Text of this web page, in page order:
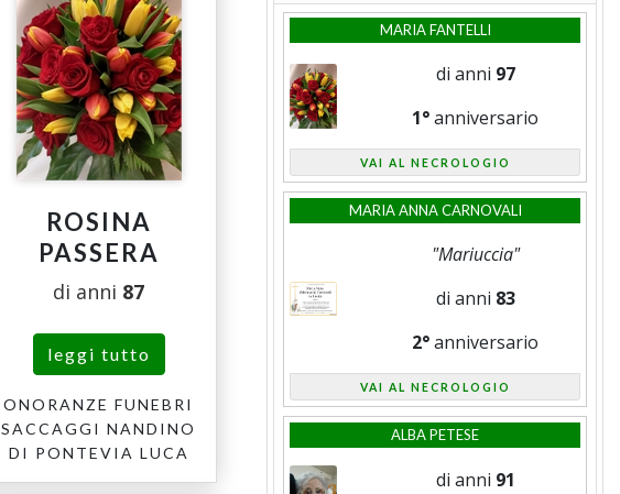
ROSINA
PASSERA
di anni 87
leggi tutto
ONORANZE FUNEBRI
SACCAGGI NANDINO
DI PONTEVIA LUCA
MARIA FANTELLI
di anni 97
1°anniversario
VAI AL NECROLOGIO
MARIA ANNA CARNOVALI
"Mariuccia"
di anni 83
2°anniversario
VAI AL NECROLOGIO
ALBA PETESE
di anni 91